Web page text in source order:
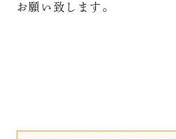
お願い致します。
弥